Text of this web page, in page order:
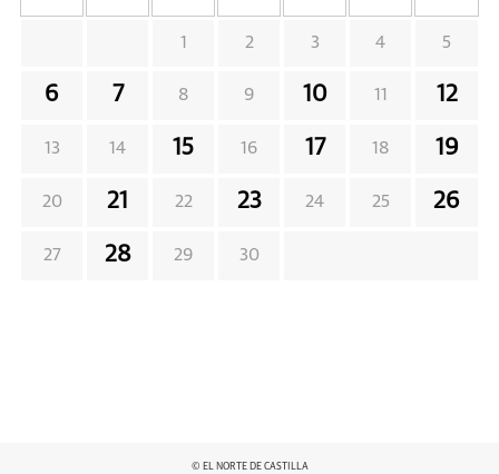
1 2 3 4 5
6 7 8 9 10 11 12
13 14 15 16 17 18 19
20 21 22 23 24 25 26
27 28 29 30
© EL NORTE DE CASTILLA